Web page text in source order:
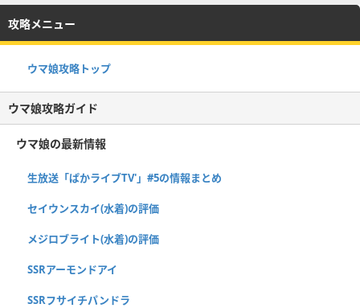
攻略メニュー
ウマ娘攻略トップ
ウマ娘攻略ガイド
ウマ娘の最新情報
生放送「ぱかライブTV'」#5の情報まとめ
セイウンスカイ(水着)の評価
メジロブライト(水着)の評価
SSRアーモンドアイ
SSRフサイチパンドラ